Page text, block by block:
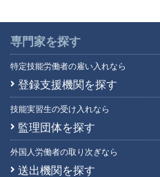
専門家を探す
特定技能労働者の雇い入れなら
登録支援機関を探す
技能実習生の受け入れなら
監理団体を探す
外国人労働者の取り次ぎなら
送出機関を探す